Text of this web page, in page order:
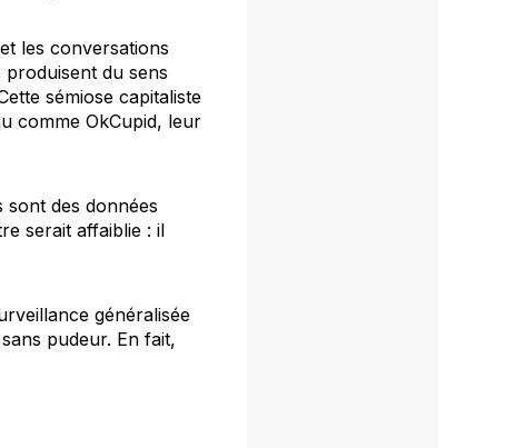
les conversations
produisent du sens
sémiose capitaliste
comme OkCupid, leur
des données
serait affaiblie : il
généralisée
pudeur. En fait,